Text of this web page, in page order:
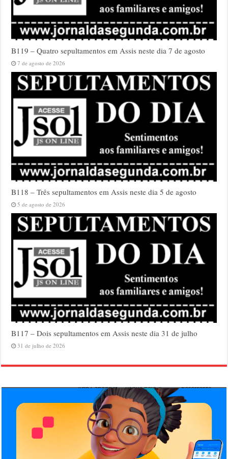
B119 – Quatro sepultamentos em Assis neste dia 7 de agosto
7 de agosto de 2026
B118 – Três sepultamentos em Assis neste dia 5 de agosto
5 de agosto de 2026
B117 – Dois sepultamentos em Assis neste dia 31 de julho
31 de julho de 2026